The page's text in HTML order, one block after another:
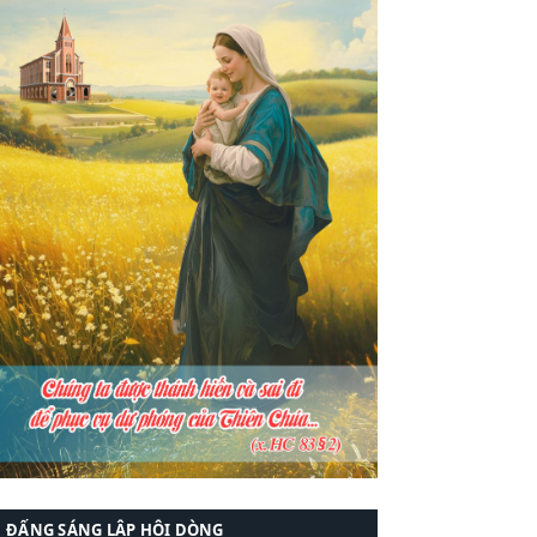
ĐẤNG SÁNG LẬP HỘI DÒNG